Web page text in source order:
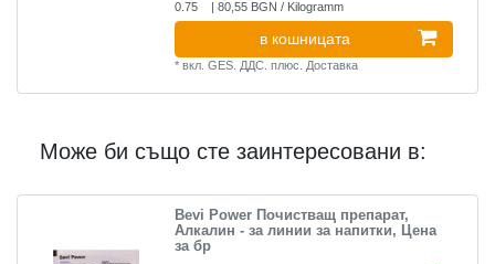
0.75 | 80,55 BGN / Kilogramm
в кошницата
*вкл. GES. ДДС. плюс. Доставка
Може би също сте заинтересовани в:
Bevi Power Почистващ препарат,
Алкалин - за линии за напитки, Цена
за бр